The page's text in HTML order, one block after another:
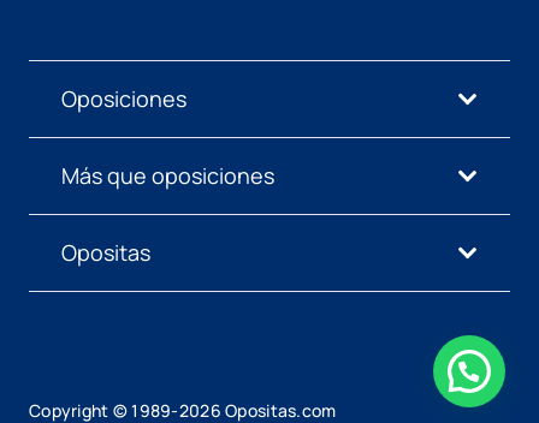
Oposiciones
Más que oposiciones
Opositas
Copyright © 1989-2026 Opositas.com